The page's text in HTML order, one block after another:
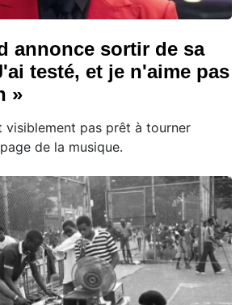
annonce sortir de sa
testé, et je n'aime pas
»
visiblement pas prêt à tourner
de la musique.